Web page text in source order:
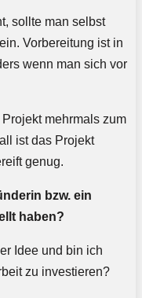
sollte man selbst
Vorbereitung ist in
wenn man sich vor
mehrmals zum
ist das Projekt
genug.
bzw. ein
haben?
Idee und bin ich
zu investieren?